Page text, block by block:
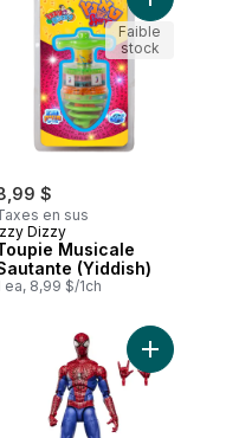
Toupie Hanoukka en
$
en sus
Dizzy
Musicale
(Yiddish)
ea, 8,99 $/1ch
Ajouter
Faible
stock
véhicules 1/64 Color
Ajouter